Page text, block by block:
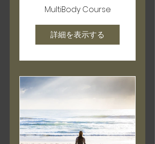
MultiBody Course
詳細を表示する